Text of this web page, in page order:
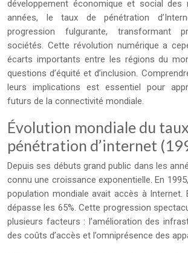
développement économique et social des
années, le taux de pénétration
progression fulgurante, transformant
sociétés. Cette révolution numérique a
écarts importants entre les régions du
questions d’équité et d’inclusion.
leurs implications est essentiel pour
futurs de la connectivité mondiale.
Évolution mondiale du
pénétration d’internet
Depuis ses débuts grand public dans les
connu une croissance exponentielle. En
population mondiale avait accès à Internet.
dépasse les 65%. Cette progression
plusieurs facteurs : l’amélioration des
des coûts d’accès et l’omniprésence des